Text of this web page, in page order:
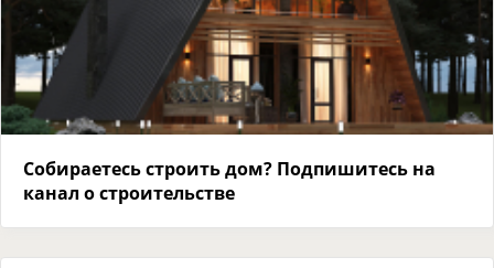
Собираетесь строить дом? Подпишитесь на
канал о строительстве